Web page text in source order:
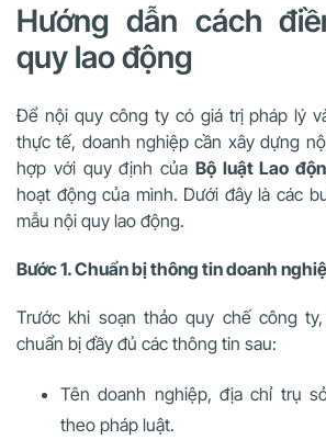
Hướng dẫn cách
quy lao động
Để nội quy công ty có giá trị pháp lý
thực tế, doanh nghiệp cần xây dựng
hợp với quy định của Bộ luật Lao
hoạt động của mình. Dưới đây là các
mẫu nội quy lao động.
Bước 1. Chuẩn bị thông tin doanh
Trước khi soạn thảo quy chế công
chuẩn bị đầy đủ các thông tin sau:
Tên doanh nghiệp, địa chỉ trụ
theo pháp luật.